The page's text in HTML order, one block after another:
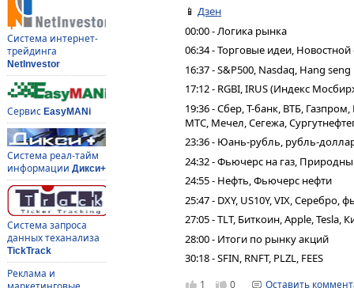
Система интернет-
трейдинга
NetInvestor
Сервис EasyMANi
Система реал-тайм
информации Дикси+
Система запроса
данных теханализа
TickTrack
Реклама и
📱 Дзен
00:00 - Логика рынка
06:34 - Торговые идеи,
16:37 - S&P500, Nasdaq, Hang seng
17:12 - RGBI, IRUS (Индекс
19:36 - Сбер, Т-банк, ВТБ,
МТС, Мечел, Сегежа,
23:36 - Юань-рубль, рубль-
24:32 - Фьючерс на газ,
24:55 - Нефть, Фьючерс нефти
25:47 - DXY, US10Y, VIX,
27:05 - TLT, Биткоин, Apple, Tesla,
28:00 - Итоги по рынку акций
30:18 - SFIN, RNFT, PLZL, FEES
1 0
Оставить